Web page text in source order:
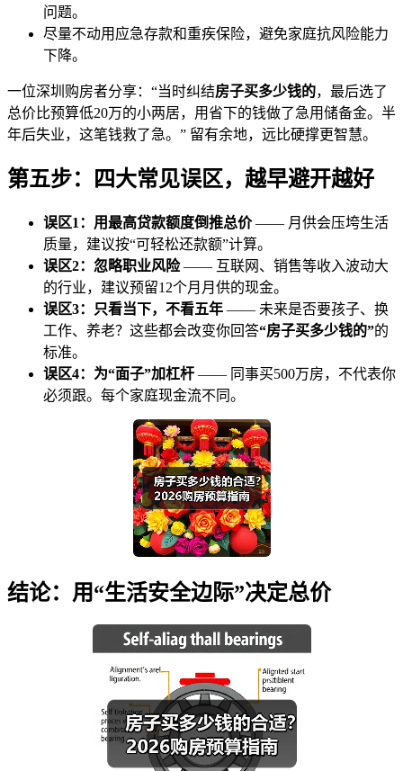
问题。
尽量不动用应急存款和重疾保险，避免家庭抗风险能力
下降。
一位深圳购房者分享：“当时纠结房子买多少钱的，最后选了
总价比预算低20万的小两居，用省下的钱做了急用储备金。半
年后失业，这笔钱救了急。” 留有余地，远比硬撑更智慧。
第五步：四大常见误区，越早避开越好
误区1：用最高贷款额度倒推总价—— 月供会压垮生活
质量，建议按“可轻松还款额”计算。
误区2：忽略职业风险—— 互联网、销售等收入波动大
的行业，建议预留12个月月供的现金。
误区3：只看当下，不看五年 —— 未来是否要孩子、换
工作、养老？这些都会改变你回答“房子买多少钱的”的
标准。
误区4：为“面子”加杠杆 —— 同事买500万房，不代表你
必须跟。每个家庭现金流不同。
结论：用“生活安全边际”决定总价